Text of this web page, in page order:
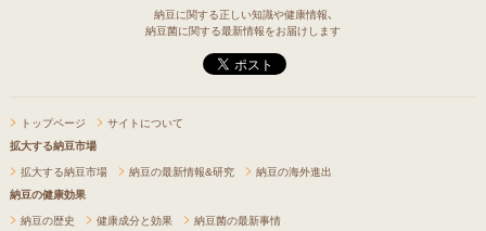
納豆に関する正しい知識や健康情報、
納豆菌に関する最新情報をお届けします
トップページ
サイトについて
拡大する納豆市場
拡大する納豆市場
納豆の最新情報&研究
納豆の海外進出
納豆の健康効果
納豆の歴史
健康成分と効果 納豆菌の最新事情